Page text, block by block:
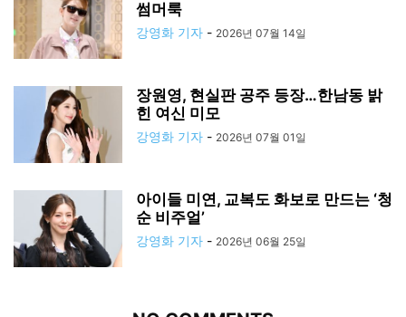
썸머룩
강영화 기자 - 2026년 07월 14일
장원영, 현실판 공주 등장…한남동 밝
힌 여신 미모
강영화 기자 - 2026년 07월 01일
아이들 미연, 교복도 화보로 만드는 ‘청
순 비주얼’
강영화 기자 - 2026년 06월 25일